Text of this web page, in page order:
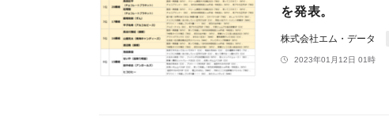
を発表。
株式会社エム・データ
2023年01月12日 01時